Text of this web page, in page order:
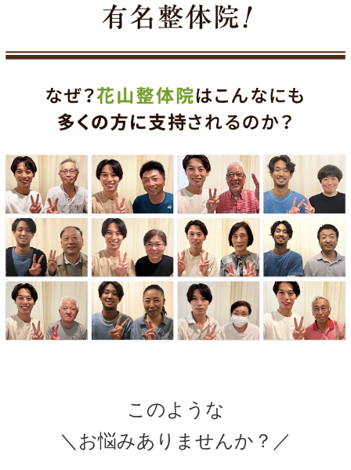
このような
＼お悩みありませんか？／